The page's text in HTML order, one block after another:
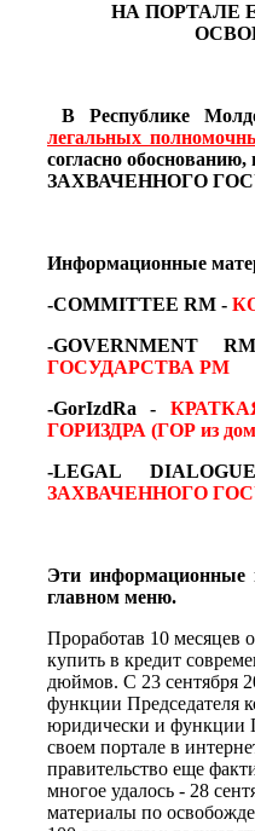
НА ПОРТАЛЕ
В Республике
легальных
согласно
ЗАХВАЧЕННОГО
Информационные
-COMMITTEE RM -
-GOVERNMENT
ГОСУДАРСТВА РМ
-GorIzdRa -
ГОРИЗДРА (ГОР из
-LEGAL
ЗАХВАЧЕННОГО
Эти
главном меню.
Проработав 10 месяцев
купить в кредит
дюймов. С 23 сентября
функции Председателя
юридически и функции
своем портале в
правительство еще
многое удалось - 28
материалы по